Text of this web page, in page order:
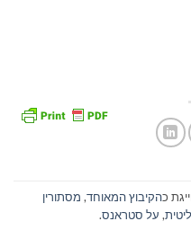
כהקיבוץ המאוחד, מסתורין
, על סטראנס.